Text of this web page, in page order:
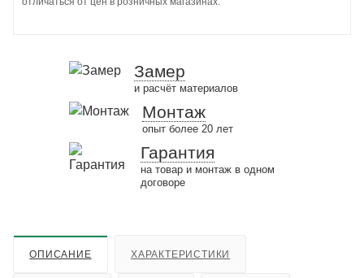
Замер
и расчёт материалов
Монтаж
опыт более 20 лет
Гарантия
на товар и монтаж в одном
договоре
ОПИСАНИЕ ХАРАКТЕРИСТИКИ